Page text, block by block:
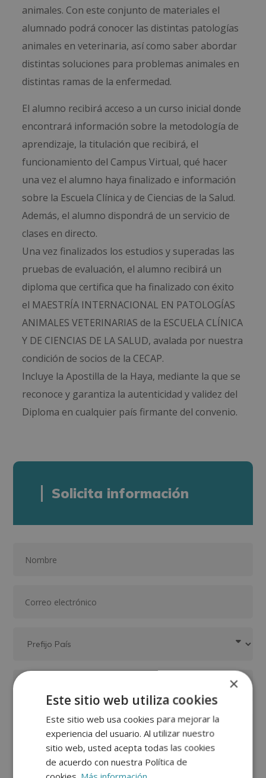
animales. Con este conjunto de materiales el
alumnado podrá conocer las distintas patologías
animales en veterinaria, así como saber abordar
distintas soluciones para problemas animales en
distintas ramas de la enfermedad.
El alumno recibirá acceso a un curso inicial donde
encontrará información sobre la metodología de
aprendizaje, la titulación que recibirá, el
funcionamiento del Campus Virtual, qué hacer
una vez el alumno haya finalizado e información
sobre la Escuela Clínica y de Ciencias de la Salud.
Además, el alumno dispondrá de un servicio de
clases en directo.
Una vez finalizados los estudios y superadas las
pruebas de evaluación, el alumno recibirá un
diploma que certifica que ha finalizado con éxito
el MAESTRÍA INTERNACIONAL EN PATOLOGÍAS
ANIMALES VETERINARIAS de la ESCUELA CLÍNICA
Y DE CIENCIAS DE LA SALUD, avalada por nuestra
condición de socios de la CECAP.
Incluye la Apostilla de la Haya, mediante la que se
reconoce y garantiza la autenticidad y validez del
Diploma en cualquier país firmante del convenio.
Solicita información
×
Este sitio web utiliza cookies
Este sitio web usa cookies para mejorar la
experiencia del usuario. Al utilizar nuestro
sitio web, usted acepta todas las cookies
de acuerdo con nuestra Política de